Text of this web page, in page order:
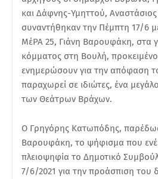
και Δάφνης-Υμηττού, Αναστάσιος
συναντήθηκαν την Πέμπτη 17/6
ΜέΡΑ 25, Γιάνη Βαρουφάκη, στα
κόμματος στη Βουλή,
ενημερώσουν για την απόφαση
παραχωρεί σε ιδιώτες, ένα
των Θεάτρων Βράχων.
Ο Γρηγόρης Κατωπόδης,
Βαρουφάκη, το ψήφισμα που
πλειοψηφία το Δημοτικό
7/6/2021 για την προάσπιση του